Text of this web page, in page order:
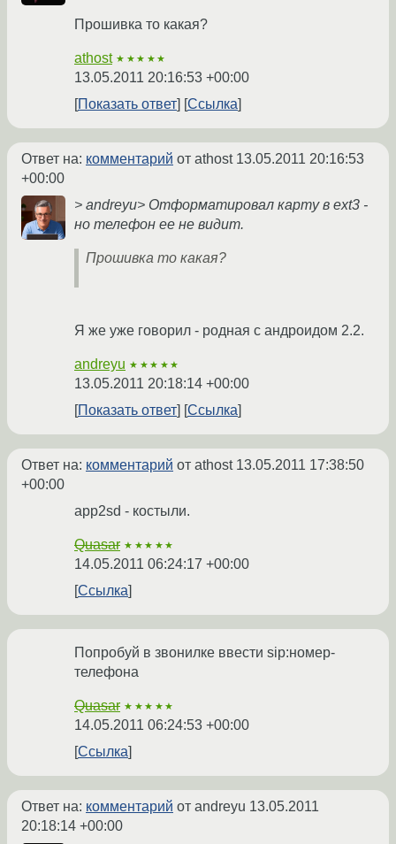
Прошивка то какая?
athost ★★★★★
13.05.2011 20:16:53 +00:00
Показать ответ
Ссылка
Ответ на: комментарий от athost 13.05.2011 20:16:53
+00:00
> andreyu> Отформатировал карту в ext3 -
но телефон ее не видит.
Прошивка то какая?
Я же уже говорил - родная с андроидом 2.2.
andreyu ★★★★★
13.05.2011 20:18:14 +00:00
Показать ответ
Ссылка
Ответ на: комментарий от athost 13.05.2011 17:38:50
+00:00
app2sd - костыли.
Quasar ★★★★★
14.05.2011 06:24:17 +00:00
Ссылка
Попробуй в звонилке ввести sip:номер-
телефона
Quasar ★★★★★
14.05.2011 06:24:53 +00:00
Ссылка
Ответ на: комментарий от andreyu 13.05.2011
20:18:14 +00:00